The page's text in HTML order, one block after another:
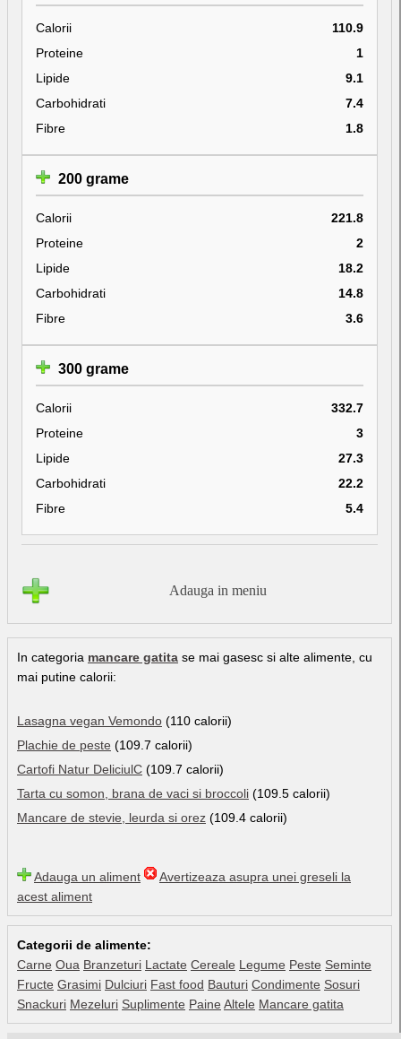
Calorii
110.9
Proteine
1
Lipide
9.1
Carbohidrati
7.4
Fibre
1.8
200 grame
Calorii
221.8
Proteine
2
Lipide
18.2
Carbohidrati
14.8
Fibre
3.6
300 grame
Calorii
332.7
Proteine
3
Lipide
27.3
Carbohidrati
22.2
Fibre
5.4
Adauga in meniu
In categoria mancare gatita se mai gasesc si alte alimente, cu
mai putine calorii:
Lasagna vegan Vemondo (110 calorii)
Plachie de peste (109.7 calorii)
Cartofi Natur DeliciulC (109.7 calorii)
Tarta cu somon, brana de vaci si broccoli (109.5 calorii)
Mancare de stevie, leurda si orez (109.4 calorii)
Adauga un aliment
Avertizeaza asupra unei greseli la
acest aliment
Categorii de alimente:
Carne Oua Branzeturi Lactate Cereale Legume Peste Seminte
Fructe Grasimi Dulciuri Fast food Bauturi Condimente Sosuri
Snackuri Mezeluri Suplimente Paine Altele Mancare gatita